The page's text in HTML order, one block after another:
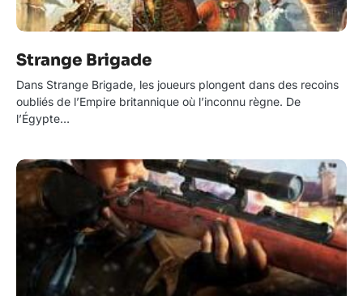
Strange Brigade
Dans Strange Brigade, les joueurs plongent dans des recoins
oubliés de l’Empire britannique où l’inconnu règne. De
l’Égypte…